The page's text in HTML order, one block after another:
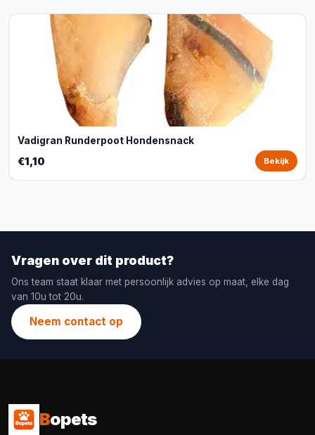
Vadigran Runderpoot Hondensnack
€1,10 Bekijk
Vragen over dit product?
Ons team staat klaar met persoonlijk advies op maat, elke dag
van 10u tot 20u.
Neem contact op
Bopets